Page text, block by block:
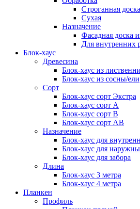
Строганная
Сухая
Назначение
Фасадная доска
Для внутренних
Блок-хаус
Древесина
Блок-хаус из
Блок-хаус из сосны/ели
Сорт
Блок-хаус сорт Экстра
Блок-хаус сорт А
Блок-хаус сорт B
Блок-хаус сорт АВ
Назначение
Блок-хаус для
Блок-хаус для
Блок-хаус для забора
Длина
Блок-хаус 3 метра
Блок-хаус 4 метра
Планкен
Профиль